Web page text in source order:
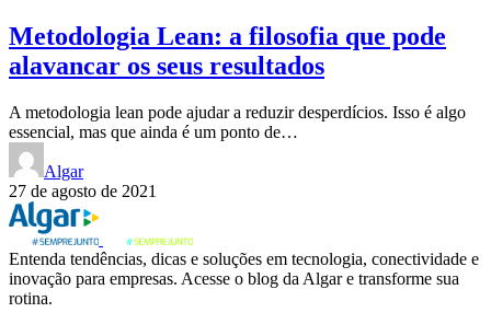
Metodologia Lean: a filosofia que pode
alavancar os seus resultados
A metodologia lean pode ajudar a reduzir desperdícios. Isso é algo
essencial, mas que ainda é um ponto de…
Algar
27 de agosto de 2021
Entenda tendências, dicas e soluções em tecnologia, conectividade e
inovação para empresas. Acesse o blog da Algar e transforme sua
rotina.